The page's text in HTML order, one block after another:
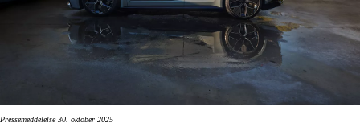
Pressemeddelelse 30. oktober 2025